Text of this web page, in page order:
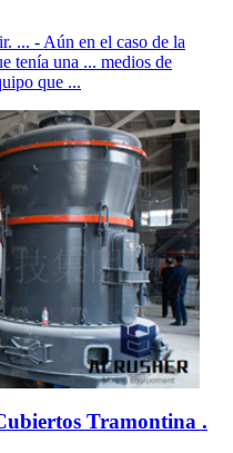
... - Aún en el caso de la
tenía una ... medios de
que ...
Tramontina .